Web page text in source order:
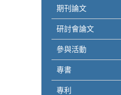
期刊論文
研討會論文
參與活動
專書
專利